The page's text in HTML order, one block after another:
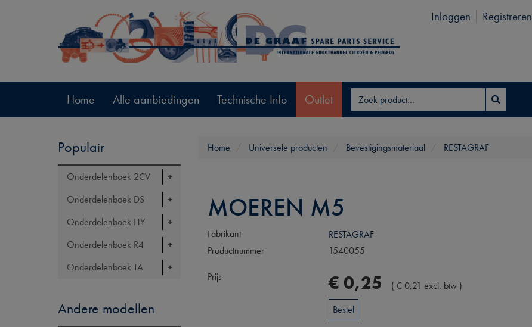
Inloggen Registreren
Home Alle aanbiedingen Technische Info Outlet
Populair
Onderdelenboek 2CV
Onderdelenboek DS
Onderdelenboek HY
Onderdelenboek R4
Onderdelenboek TA
Andere modellen
Home Universele producten Bevestigingsmateriaal RESTAGRAF
MOEREN M5
Fabrikant
RESTAGRAF
Productnummer
1540055
Prijs € 0,25 (€0,21 excl. btw )
Bestel